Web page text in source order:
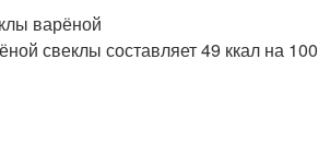
варёной
свеклы составляет 49 ккал на 100